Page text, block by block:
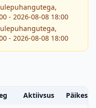
- 2026-08-08 18:00
- 2026-08-08 18:00
Aktiivsus